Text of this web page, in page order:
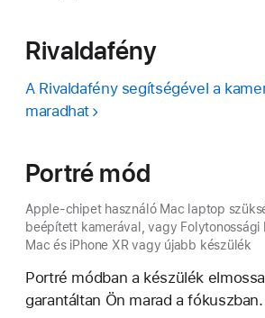
Rivaldafény
A Rivaldafény segítségével a
maradhat
Portré mód
Apple-chipet használó Mac laptop
beépített kamerával, vagy Folytonossági
Mac és iPhone XR vagy újabb készülék
Portré módban a készülék
garantáltan Ön marad a fókuszban.